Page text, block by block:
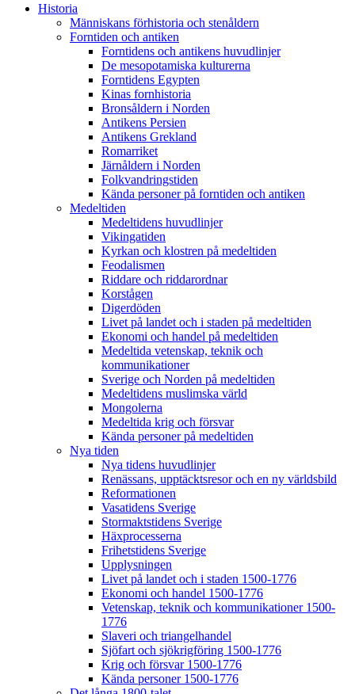
Historia
Människans förhistoria och stenåldern
Forntiden och antiken
Forntidens och antikens huvudlinjer
De mesopotamiska kulturerna
Forntidens Egypten
Kinas fornhistoria
Bronsåldern i Norden
Antikens Persien
Antikens Grekland
Romarriket
Järnåldern i Norden
Folkvandringstiden
Kända personer på forntiden och antiken
Medeltiden
Medeltidens huvudlinjer
Vikingatiden
Kyrkan och klostren på medeltiden
Feodalismen
Riddare och riddarordnar
Korstågen
Digerdöden
Livet på landet och i staden på medeltiden
Ekonomi och handel på medeltiden
Medeltida vetenskap, teknik och
kommunikationer
Sverige och Norden på medeltiden
Medeltidens muslimska värld
Mongolerna
Medeltida krig och försvar
Kända personer på medeltiden
Nya tiden
Nya tidens huvudlinjer
Renässans, upptäcktsresor och en ny världsbild
Reformationen
Vasatidens Sverige
Stormaktstidens Sverige
Häxprocesserna
Frihetstidens Sverige
Upplysningen
Livet på landet och i staden 1500-1776
Ekonomi och handel 1500-1776
Vetenskap, teknik och kommunikationer 1500-
1776
Slaveri och triangelhandel
Sjöfart och sjökrigföring 1500-1776
Krig och försvar 1500-1776
Kända personer 1500-1776